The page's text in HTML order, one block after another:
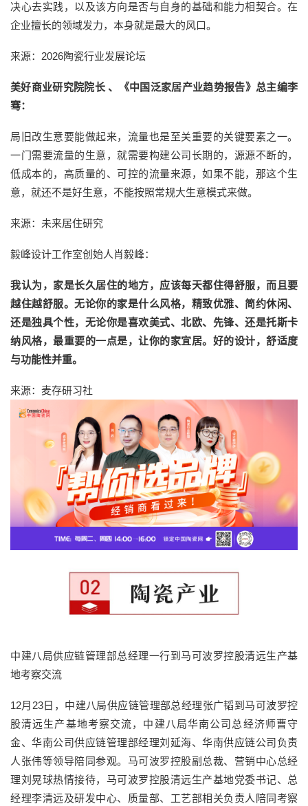
决心去实践，以及该方向是否与自身的基础和能力相契合。在
企业擅长的领域发力，本身就是最大的风口。
来源：2026陶瓷行业发展论坛
美好商业研究院院长 、《中国泛家居产业趋势报告》总主编李
骞：
局旧改生意要能做起来，流量也是至关重要的关键要素之一。
一门需要流量的生意，就需要构建公司长期的，源源不断的，
低成本的，高质量的、可控的流量来源，如果不能，那这个生
意，就还不是好生意，不能按照常规大生意模式来做。
来源：未来居住研究
毅峰设计工作室创始人肖毅峰：
我认为，家是长久居住的地方，应该每天都住得舒服，而且要
越住越舒服。无论你的家是什么风格，精致优雅、简约休闲、
还是独具个性，无论你是喜欢美式、北欧、先锋、还是托斯卡
纳风格，最重要的一点是，让你的家宜居。好的设计，舒适度
与功能性并重。
来源：麦存研习社
中建八局供应链管理部总经理一行到马可波罗控股清远生产基
地考察交流
12月23日，中建八局供应链管理部总经理张广韬到马可波罗控
股清远生产基地考察交流，中建八局华南公司总经济师曹守
金、华南公司供应链管理部经理刘延海、华南供应链公司负责
人张伟等领导陪同参观。马可波罗控股副总裁、营销中心总经
理刘晃球热情接待，马可波罗控股清远生产基地党委书记、总
经理李清远及研发中心、质量部、工艺部相关负责人陪同考察